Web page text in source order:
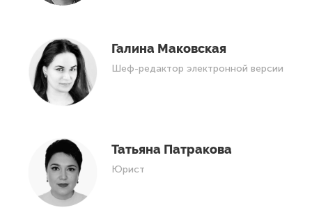
Галина Маковская
Шеф-редактор электронной версии
Татьяна Патракова
Юрист